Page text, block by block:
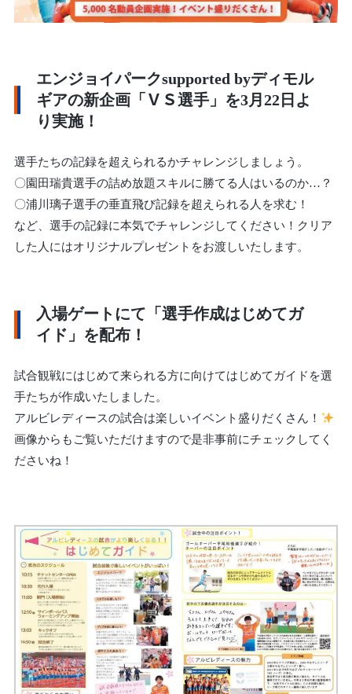
エンジョイパークsupported byディモル
ギアの新企画「ＶＳ選手」を3月22日よ
り実施！
選手たちの記録を超えられるかチャレンジしましょう。
〇園田瑞貴選手の詰め放題スキルに勝てる人はいるのか…？
〇浦川璃子選手の垂直飛び記録を超えられる人を求む！
など、選手の記録に本気でチャレンジしてください！クリア
した人にはオリジナルプレゼントをお渡しいたします。
入場ゲートにて「選手作成はじめてガ
イド」を配布！
試合観戦にはじめて来られる方に向けてはじめてガイドを選
手たちが作成いたしました。
アルビレディースの試合は楽しいイベント盛りだくさん！
画像からもご覧いただけますので是非事前にチェックしてく
ださいね！